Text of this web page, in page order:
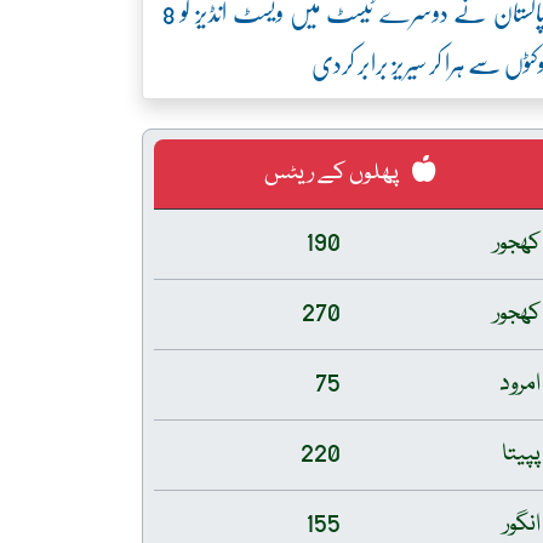
وکٹوں سے ہرا کر سیریز برابر کردی
پھلوں کے ریٹس
کھجور
190
کھجور
270
امرود
75
پپیتا
220
انگور
155